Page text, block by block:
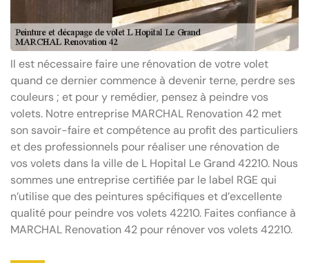
Il est nécessaire faire une rénovation de votre volet
quand ce dernier commence à devenir terne, perdre ses
couleurs ; et pour y remédier, pensez à peindre vos
volets. Notre entreprise MARCHAL Renovation 42 met
son savoir-faire et compétence au profit des particuliers
et des professionnels pour réaliser une rénovation de
vos volets dans la ville de L Hopital Le Grand 42210. Nous
sommes une entreprise certifiée par le label RGE qui
n’utilise que des peintures spécifiques et d’excellente
qualité pour peindre vos volets 42210. Faites confiance à
MARCHAL Renovation 42 pour rénover vos volets 42210.